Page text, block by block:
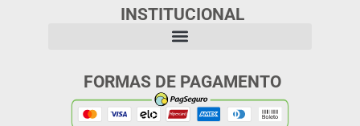
INSTITUCIONAL
FORMAS DE PAGAMENTO